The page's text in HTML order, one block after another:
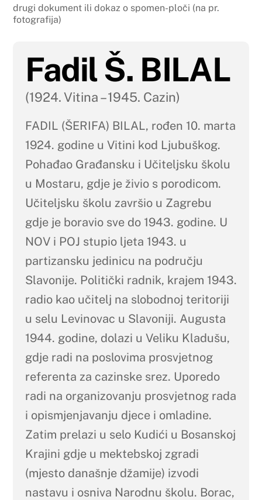
drugi dokument ili dokaz o spomen-ploči (na pr.
fotografija)
Fadil Š. BILAL
(1924. Vitina – 1945. Cazin)
FADIL (ŠERIFA) BILAL, rođen 10. marta
1924. godine u Vitini kod Ljubuškog.
Pohađao Građansku i Učiteljsku školu
u Mostaru, gdje je živio s porodicom.
Učiteljsku školu završio u Zagrebu
gdje je boravio sve do 1943. godine. U
NOV i POJ stupio ljeta 1943. u
partizansku jedinicu na području
Slavonije. Politički radnik, krajem 1943.
radio kao učitelj na slobodnoj teritoriji
u selu Levinovac u Slavoniji. Augusta
1944. godine, dolazi u Veliku Kladušu,
gdje radi na poslovima prosvjetnog
referenta za cazinske srez. Uporedo
radi na organizovanju prosvjetnog rada
i opismjenjavanju djece i omladine.
Zatim prelazi u selo Kudići u Bosanskoj
Krajini gdje u mektebskoj zgradi
(mjesto današnje džamije) izvodi
nastavu i osniva Narodnu školu. Borac,